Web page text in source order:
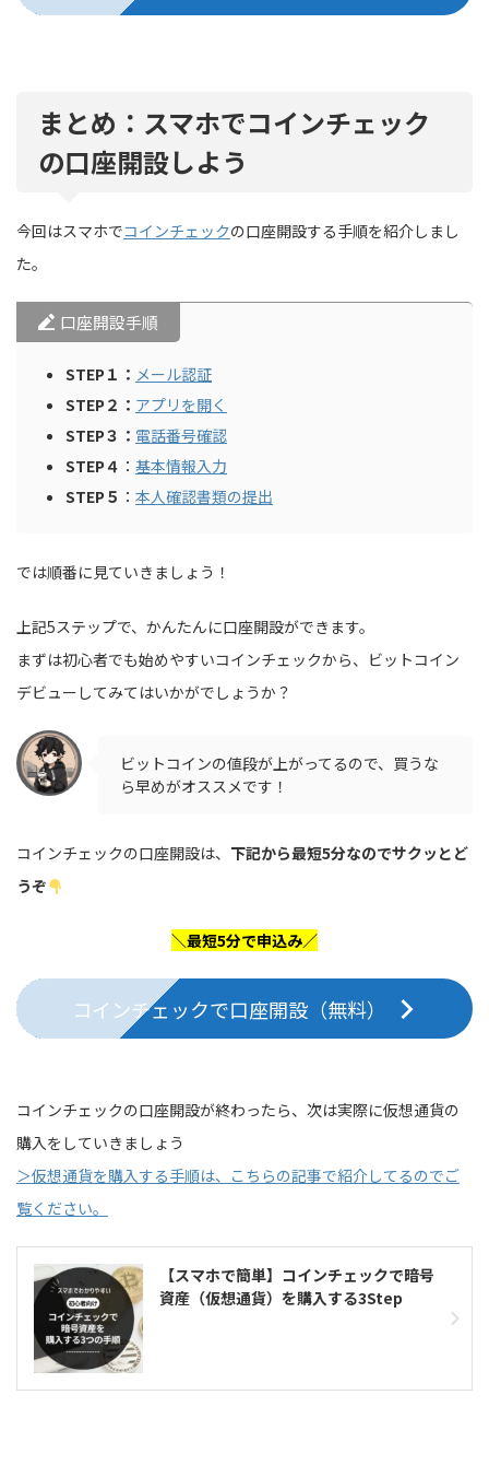
まとめ：スマホでコインチェック
の口座開設しよう
今回はスマホでコインチェックの口座開設する手順を紹介しまし
た。
口座開設手順
STEP１： メール認証
STEP２： アプリを開く
STEP３： 電話番号確認
STEP４ ： 基本情報入力
STEP５ ： 本人確認書類の提出
では順番に見ていきましょう！
上記5ステップで、かんたんに口座開設ができます。
まずは初心者でも始めやすいコインチェックから、ビットコイン
デビューしてみてはいかがでしょうか？
ビットコインの値段が上がってるので、買うな
ら早めがオススメです！
コインチェックの口座開設は、 下記から最短5分なのでサクッとど
うぞ
＼最短5分で申込み／
コインチェックで口座開設（無料）
コインチェックの口座開設が終わったら、次は実際に仮想通貨の
購入をしていきましょう
＞仮想通貨を購入する手順は、こちらの記事で紹介してるのでご
覧ください。
【スマホで簡単】コインチェックで暗号
資産（仮想通貨）を購入する3Step